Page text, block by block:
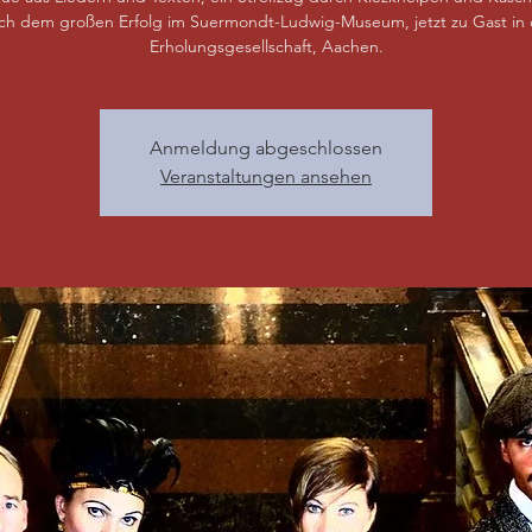
dem großen Erfolg im Suermondt-Ludwig-Museum, jetzt zu Gast in
Erholungsgesellschaft, Aachen.
Anmeldung abgeschlossen
Veranstaltungen ansehen